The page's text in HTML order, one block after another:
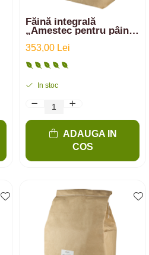
Făină integrală
„Amestec pentru pâine”
Spelta, 33% Secară și
353,00 Lei
In stoc
ADAUGA IN
COS